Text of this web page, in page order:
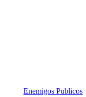
Enemigos Publicos